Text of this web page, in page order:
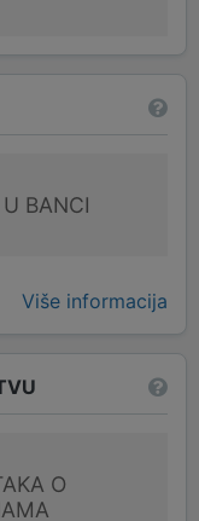
BANCI
Više informacija
O